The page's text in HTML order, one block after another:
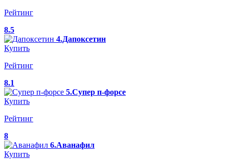
Рейтинг
8.5
4.Дапоксетин
Купить
Рейтинг
8.1
5.Супер п-форсе
Купить
Рейтинг
8
6.Аванафил
Купить